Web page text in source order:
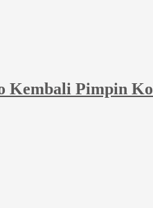
Kembali Pimpin